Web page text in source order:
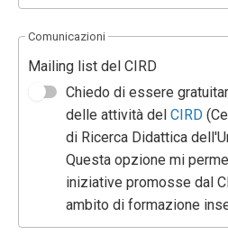
Comunicazioni
Mailing list del CIRD
Chiedo di essere
delle attività delCIRD
di Ricerca Didattica
Questa opzione mi
iniziative promosse dal
ambito di formazione